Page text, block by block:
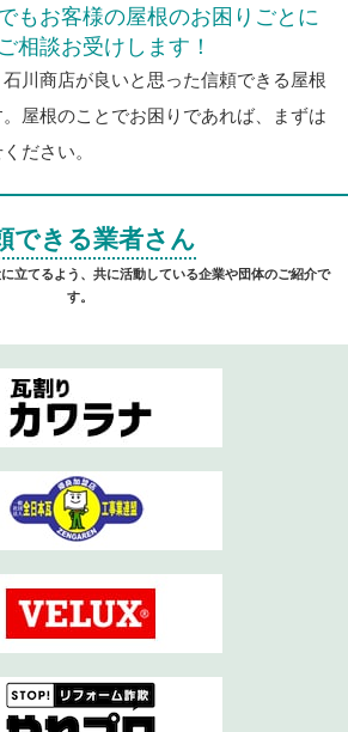
もお客様の屋根のお困りごとに
相談お受けします！
川商店が良いと思った信頼できる屋根
屋根のことでお困りであれば、まずは
ださい。
できる業者さん
立てるよう、共に活動している企業や団体のご紹介で
す。